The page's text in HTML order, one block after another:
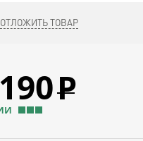
ДОБАВИТЬ К СРАВНЕНИЮ
ОТЛОЖИТЬ ТОВАР
Р